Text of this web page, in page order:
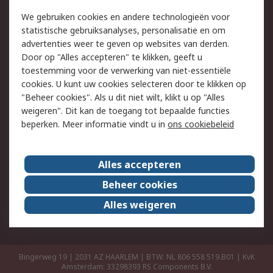
Track & Trace
Wettelijk
Cookiebeleid
Email veiligheid
Privacybeleid
Websitevoorwaarden
Algemene
verkoopvoorwaarden
Over RS
RS Group
Over ons
RS wereldwijd
Werken bij RS
ESG
Bingerweg 19 | 2031 AZ HAARLEM | BTW: NL 806 558 519.B01 | KvK
Amsterdam: 33298393 RS Components B.V.
We gebruiken cookies en andere technologieën voor
statistische gebruiksanalyses, personalisatie en om
advertenties weer te geven op websites van derden.
Door op "Alles accepteren" te klikken, geeft u
toestemming voor de verwerking van niet-essentiële
cookies. U kunt uw cookies selecteren door te klikken op
"Beheer cookies". Als u dit niet wilt, klikt u op "Alles
weigeren". Dit kan de toegang tot bepaalde functies
beperken. Meer informatie vindt u in ons cookiebeleid
Alles accepteren
Beheer cookies
Alles weigeren